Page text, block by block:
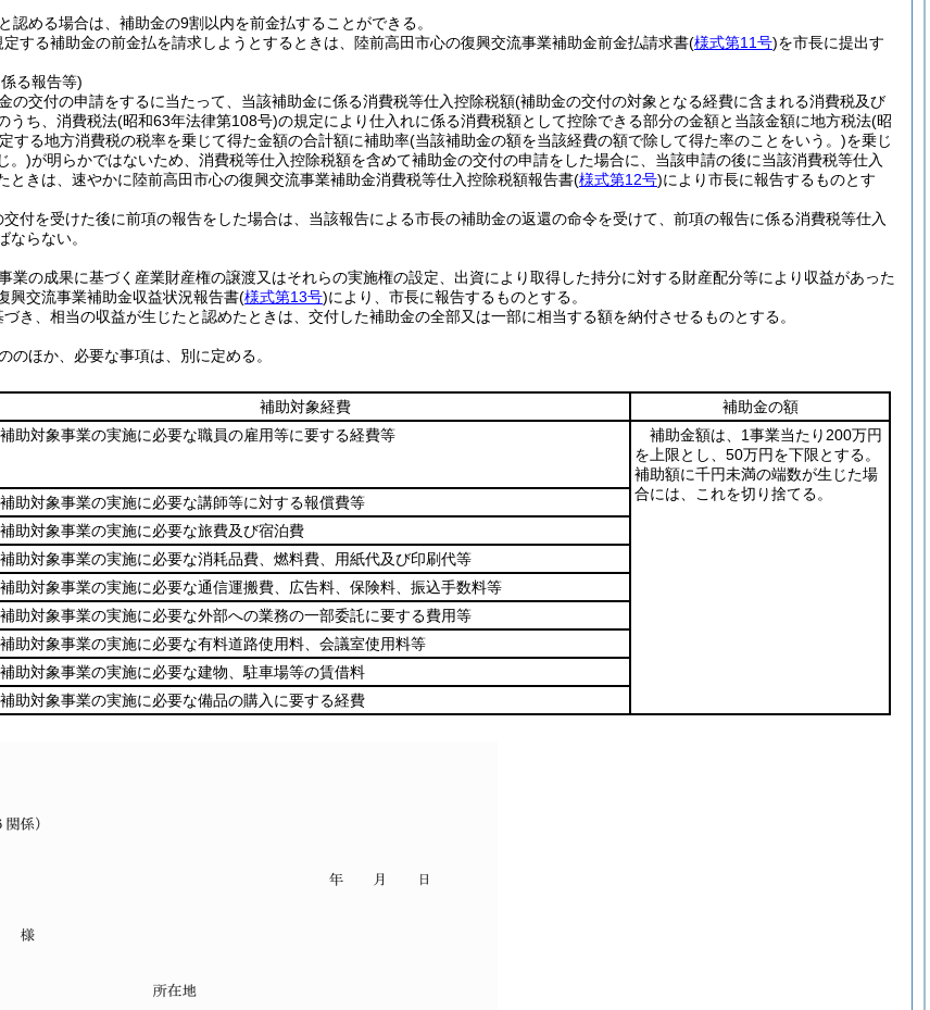
める場合は、補助金の9割以内を前金払することができる。
する補助金の前金払を請求しようとするときは、陸前高田市心の復興交流事業補助金前金払請求書(様式第11号)を市長に提出す
る報告等)
交付の申請をするに当たって、当該補助金に係る消費税等仕入控除税額(補助金の交付の対象となる経費に含まれる消費税及び
うち、消費税法(昭和63年法律第108号)の規定により仕入れに係る消費税額として控除できる部分の金額と当該金額に地方税法(昭
する地方消費税の税率を乗じて得た金額の合計額に補助率(当該補助金の額を当該経費の額で除して得た率のことをいう。)を乗じ
。)が明らかではないため、消費税等仕入控除税額を含めて補助金の交付の申請をした場合に、当該申請の後に当該消費税等仕入
ときは、速やかに陸前高田市心の復興交流事業補助金消費税等仕入控除税額報告書(様式第12号)により市長に報告するものとす
付を受けた後に前項の報告をした場合は、当該報告による市長の補助金の返還の命令を受けて、前項の報告に係る消費税等仕入
ならない。
の成果に基づく産業財産権の譲渡又はそれらの実施権の設定、出資により取得した持分に対する財産配分等により収益があった
興交流事業補助金収益状況報告書(様式第13号)により、市長に報告するものとする。
き、相当の収益が生じたと認めたときは、交付した補助金の全部又は一部に相当する額を納付させるものとする。
ほか、必要な事項は、別に定める。
補助対象経費
補助金の額
補助対象事業の実施に必要な職員の雇用等に要する経費等
補助金額は、1事業当たり200万円
を上限とし、50万円を下限とする。
補助額に千円未満の端数が生じた場
合には、これを切り捨てる。
補助対象事業の実施に必要な講師等に対する報償費等
補助対象事業の実施に必要な旅費及び宿泊費
補助対象事業の実施に必要な消耗品費、燃料費、用紙代及び印刷代等
補助対象事業の実施に必要な通信運搬費、広告料、保険料、振込手数料等
補助対象事業の実施に必要な外部への業務の一部委託に要する費用等
補助対象事業の実施に必要な有料道路使用料、会議室使用料等
補助対象事業の実施に必要な建物、駐車場等の賃借料
補助対象事業の実施に必要な備品の購入に要する経費